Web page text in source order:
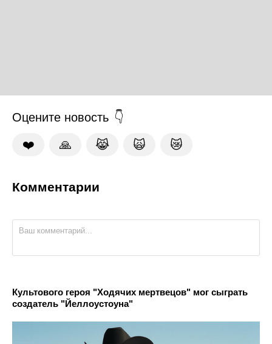
Оцените новость
❤️ 🙏 😹 🙀 😿
Комментарии
Культового героя "Ходячих мертвецов" мог сыграть
создатель "Йеллоустоуна"